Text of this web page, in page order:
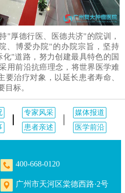
"厚德行医、医德共济"的院训，
、博爱办院"的办院宗旨，坚持
"道路，努力创建最具特色的国
用前沿抗癌理念，将世界医学难
要治疗对象，以延长患者寿命、
目标。
专家风采
媒体报道
患者亲述 医学前沿
400-668-0120
广州市天河区棠德西路·2号